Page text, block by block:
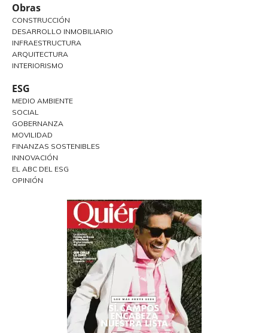
Obras
CONSTRUCCIÓN
DESARROLLO INMOBILIARIO
INFRAESTRUCTURA
ARQUITECTURA
INTERIORISMO
ESG
MEDIO AMBIENTE
SOCIAL
GOBERNANZA
MOVILIDAD
FINANZAS SOSTENIBLES
INNOVACIÓN
EL ABC DEL ESG
OPINIÓN